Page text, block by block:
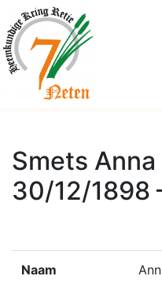
Smets
30/12/1898
Naam